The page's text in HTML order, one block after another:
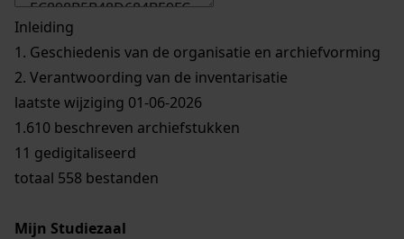
Inleiding
1. Geschiedenis van de organisatie en archiefvorming
2. Verantwoording van de inventarisatie
laatste wijziging 01-06-2026
1.610 beschreven archiefstukken
11 gedigitaliseerd
totaal 558 bestanden
Mijn Studiezaal